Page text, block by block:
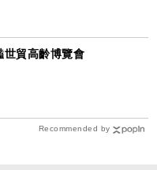
世貿高齡博覽會
Recommended by